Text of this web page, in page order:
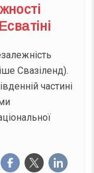
Свазіленд).
частині